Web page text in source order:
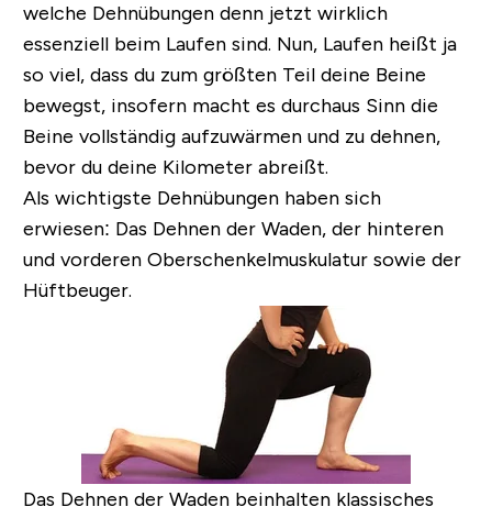
welche Dehnübungen denn jetzt wirklich
essenziell beim Laufen sind. Nun, Laufen heißt ja
so viel, dass du zum größten Teil deine Beine
bewegst, insofern macht es durchaus Sinn die
Beine vollständig aufzuwärmen und zu dehnen,
bevor du deine Kilometer abreißt.
Als wichtigste Dehnübungen haben sich
erwiesen: Das Dehnen der Waden, der hinteren
und vorderen Oberschenkelmuskulatur sowie der
Hüftbeuger.
Das Dehnen der Waden beinhalten klassisches